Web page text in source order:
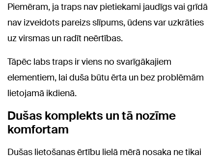
Piemēram, ja traps nav pietiekami jaudīgs vai grīdā
nav izveidots pareizs slīpums, ūdens var uzkrāties
uz virsmas un radīt neērtības.
Tāpēc labs traps ir viens no svarīgākajiem
elementiem, lai duša būtu ērta un bez problēmām
lietojamā ikdienā.
Dušas komplekts un tā nozīme
komfortam
Dušas lietošanas ērtību lielā mērā nosaka ne tikai